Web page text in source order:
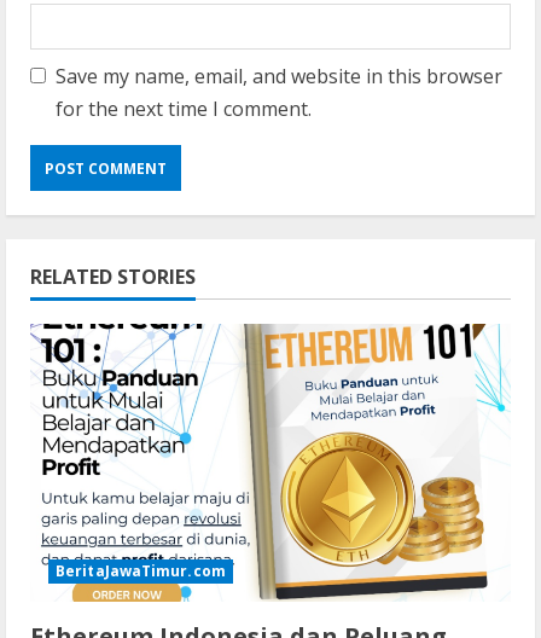
Save my name, email, and website in this browser
for the next time I comment.
RELATED STORIES
BeritaJawaTimur.com